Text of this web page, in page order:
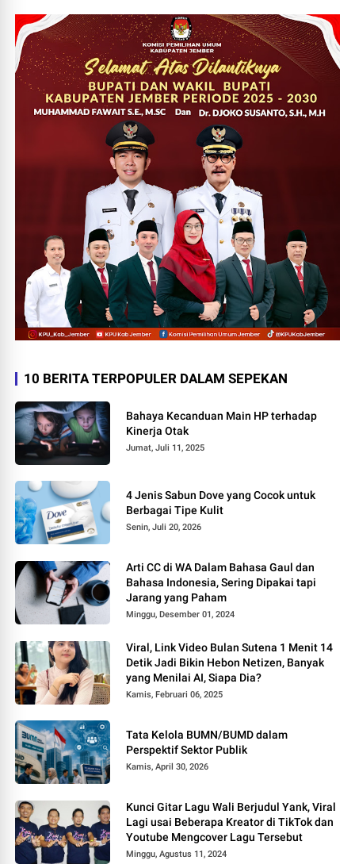
10 BERITA TERPOPULER DALAM SEPEKAN
Bahaya Kecanduan Main HP terhadap
Kinerja Otak
Jumat, Juli 11, 2025
4 Jenis Sabun Dove yang Cocok untuk
Berbagai Tipe Kulit
Senin, Juli 20, 2026
Arti CC di WA Dalam Bahasa Gaul dan
Bahasa Indonesia, Sering Dipakai tapi
Jarang yang Paham
Minggu, Desember 01, 2024
Viral, Link Video Bulan Sutena 1 Menit 14
Detik Jadi Bikin Hebon Netizen, Banyak
yang Menilai AI, Siapa Dia?
Kamis, Februari 06, 2025
Tata Kelola BUMN/BUMD dalam
Perspektif Sektor Publik
Kamis, April 30, 2026
Kunci Gitar Lagu Wali Berjudul Yank, Viral
Lagi usai Beberapa Kreator di TikTok dan
Youtube Mengcover Lagu Tersebut
Minggu, Agustus 11, 2024